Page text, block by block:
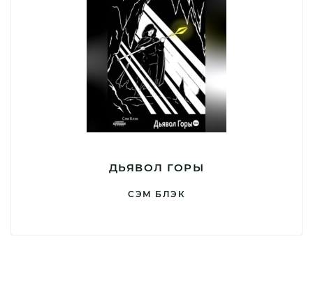
ДЬЯВОЛ ГОРЫ
СЭМ БЛЭК